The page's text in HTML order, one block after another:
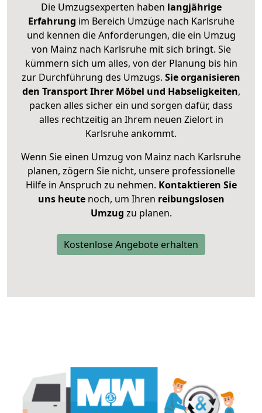
Die Umzugsexperten haben langjährige
Erfahrung im Bereich Umzüge nach Karlsruhe
und kennen die Anforderungen, die ein Umzug
von Mainz nach Karlsruhe mit sich bringt. Sie
kümmern sich um alles, von der Planung bis hin
zur Durchführung des Umzugs. Sie organisieren
den Transport Ihrer Möbel und Habseligkeiten,
packen alles sicher ein und sorgen dafür, dass
alles rechtzeitig an Ihrem neuen Zielort in
Karlsruhe ankommt.
Wenn Sie einen Umzug von Mainz nach Karlsruhe
planen, zögern Sie nicht, unsere professionelle
Hilfe in Anspruch zu nehmen. Kontaktieren Sie
uns heutenoch, um Ihren reibungslosen
Umzug zu planen.
Kostenlose Angebote erhalten